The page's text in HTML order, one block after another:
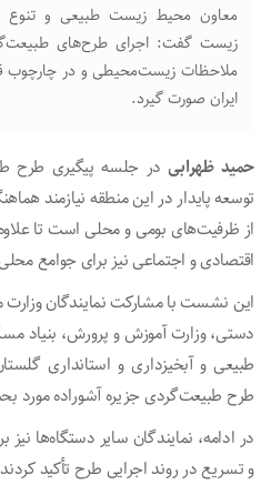
معاون محیط زیست طبیعی و
زیست گفت: اجرای طرح‌های
ملاحظات زیست‌محیطی و در چارچوب
ایران صورت گیرد.
حمید ظهرابیدر جلسه پیگیری طرح
توسعه پایدار در این منطقه نیازمند
از ظرفیت‌های بومی و محلی است تا
اقتصادی و اجتماعی نیز برای جوامع
این نشست با مشارکت نمایندگان
دستی، وزارت آموزش و پرورش، بنیاد
طبیعی و آبخیزداری و استانداری
طرح طبیعت‌گردی جزیره آشوراده مورد
در ادامه، نمایندگان سایر دستگاه‌ها نیز
و تسریع در روند اجرایی طرح تأکید